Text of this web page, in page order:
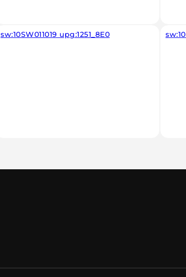
sw:10SW011019 upg:1251_8E0